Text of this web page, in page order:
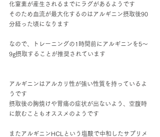
化窒素が産生されるまでにラグがあるようです
そのため血流が最大化するのはアルギニン摂取後90
分経った頃になります
なので、トレーニングの1時間前にアルギニンを5〜
9g摂取することが推奨されています
アルギニンはアルカリ性が強い性質を持っているよ
うです
摂取後の胸焼けや胃痛の症状が出ないよう、空腹時
に飲むこともオススメのようです
またアルギニンHCLという塩酸で中和したサプリメ